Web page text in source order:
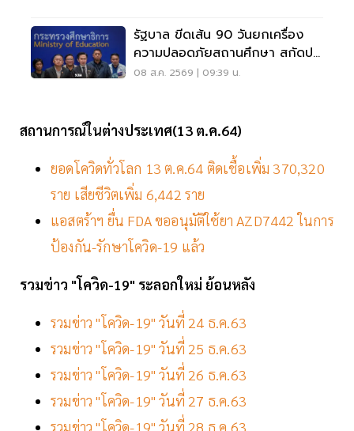
รัฐบาล ขีดเส้น 90 วันยกเครื่อง
ความปลอดภัยสถานศึกษา สกัดปม
บูลลี่
08 ส.ค. 2569 | 09:39 น.
สถานการณ์ในต่างประเทศ(13 ต.ค.64)
ยอดโควิดทั่วโลก 13 ต.ค.64 ติดเชื้อเพิ่ม 370,320
ราย เสียชีวิตเพิ่ม 6,442 ราย
แอสตร้าฯ ยื่น FDA ขออนุมัติใช้ยา AZD7442 ในการ
ป้องกัน-รักษาโควิด-19 แล้ว
รวมข่าว "โควิด-19" ระลอกใหม่ ย้อนหลัง
รวมข่าว "โควิด-19" วันที่ 24 ธ.ค.63
รวมข่าว "โควิด-19" วันที่ 25 ธ.ค.63
รวมข่าว "โควิด-19" วันที่ 26 ธ.ค.63
รวมข่าว "โควิด-19" วันที่ 27 ธ.ค.63
รวมข่าว "โควิด-19" วันที่ 28 ธ.ค.63